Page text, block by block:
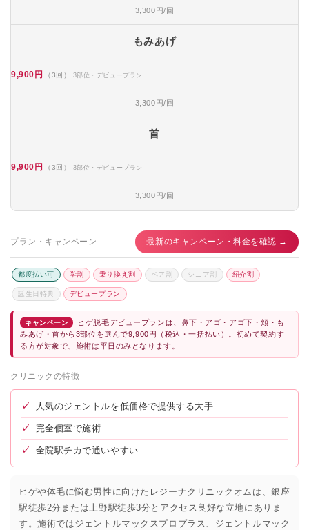
3,300円/回
もみあげ
9,900円 （3回） 3部位・デビュープラン
3,300円/回
首
9,900円 （3回） 3部位・デビュープラン
3,300円/回
プラン・キャンペーン 最新のキャンペーン・料金を確認 →
都度払い可 学割 乗り換え割 ペア割 シニア割 紹介割
誕生日特典 デビュープラン
キャンペーン
ヒゲ脱毛デビュープランは、鼻下・アゴ・アゴ下・頬・も
みあげ・首から3部位を選んで9,900円（税込・一括払い）。初めて契約す
る方が対象で、施術は平日のみとなります。
クリニックの特徴
✓ 人気のジェントルを低価格で提供する大手
✓ 完全個室で施術
✓ 全院駅チカで通いやすい
ヒゲや体毛に悩む男性に向けたレジーナクリニックオムは、銀座
駅徒歩2分または上野駅徒歩3分とアクセス良好な立地にありま
す。施術ではジェントルマックスプロプラス、ジェントルマック